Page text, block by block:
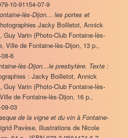
10-91154-07-9
lès-Dijon… les portes et
Jacky Boilletot, Annick
Guy Varin (Photo-Club Fontaine-lès-
Ville de Fontaine-lès-Dijon, 13 p.,
6
lès-Dijon…le presbytère. Texte :
: Jacky Boilletot, Annick
Guy Varin (Photo-Club Fontaine-lès-
de Fontaine-lès-Dijon, 16 p.,
03
de la vigne et du vin à Fontaine-
Pavèse, illustrations de Nicole